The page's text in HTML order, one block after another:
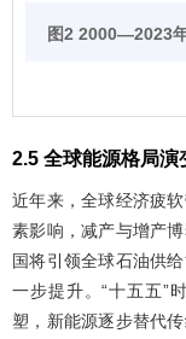
图2 2000—2023
2.5 全球能源格局
近年来，全球经济疲
素影响，减产与增产博
国将引领全球石油供
一步提升。“十五五”
塑，新能源逐步替代